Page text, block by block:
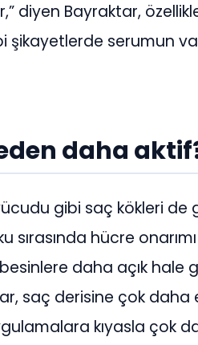
diyen Bayraktar,
şikayetlerde serumun
daha
gibi saç kökleri
hücre onarımı
daha açık hale
saç derisine çok daha
kıyasla çok